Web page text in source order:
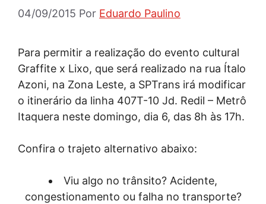
04/09/2015 Por Eduardo Paulino
Para permitir a realização do evento cultural
Graffite x Lixo, que será realizado na rua Ítalo
Azoni, na Zona Leste, a SPTrans irá modificar
o itinerário da linha 407T-10 Jd. Redil – Metrô
Itaquera neste domingo, dia 6, das 8h às 17h.
Confira o trajeto alternativo abaixo:
Viu algo no trânsito? Acidente,
congestionamento ou falha no transporte?